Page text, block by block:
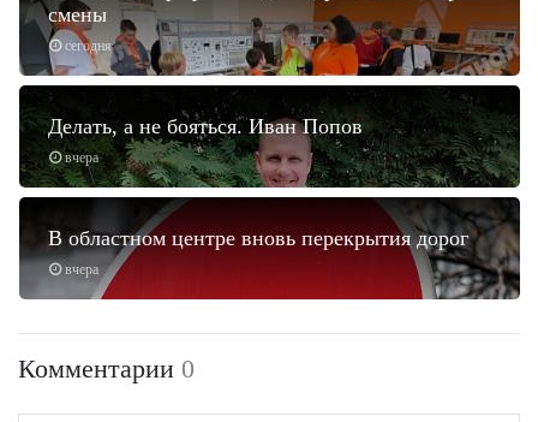
сегодня
смены
вчера
Делать, а не бояться. Иван Попов
вчера
В областном центре вновь перекрытия дорог
Комментарии 0